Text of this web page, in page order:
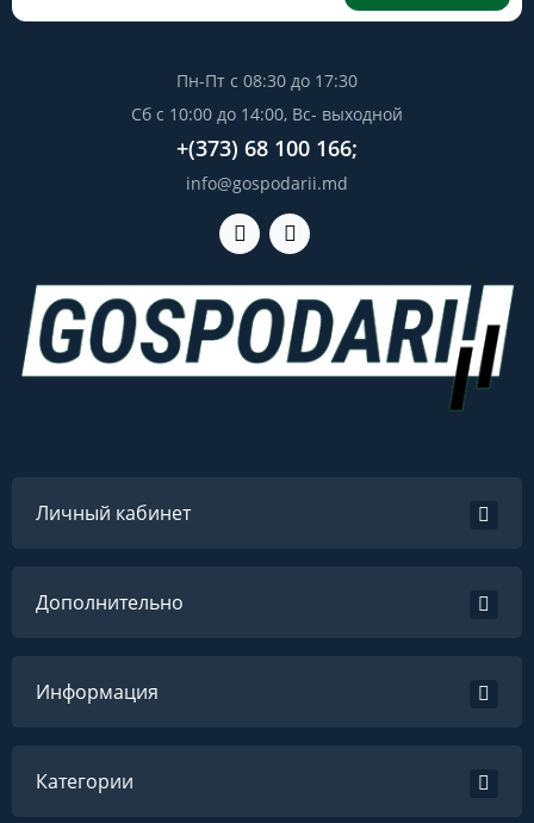
Пн-Пт с 08:30 до 17:30
Сб с 10:00 до 14:00, Вс- выходной
+(373) 68 100 166;
info@gospodarii.md
Личный кабинет
Дополнительно
Информация
Категории